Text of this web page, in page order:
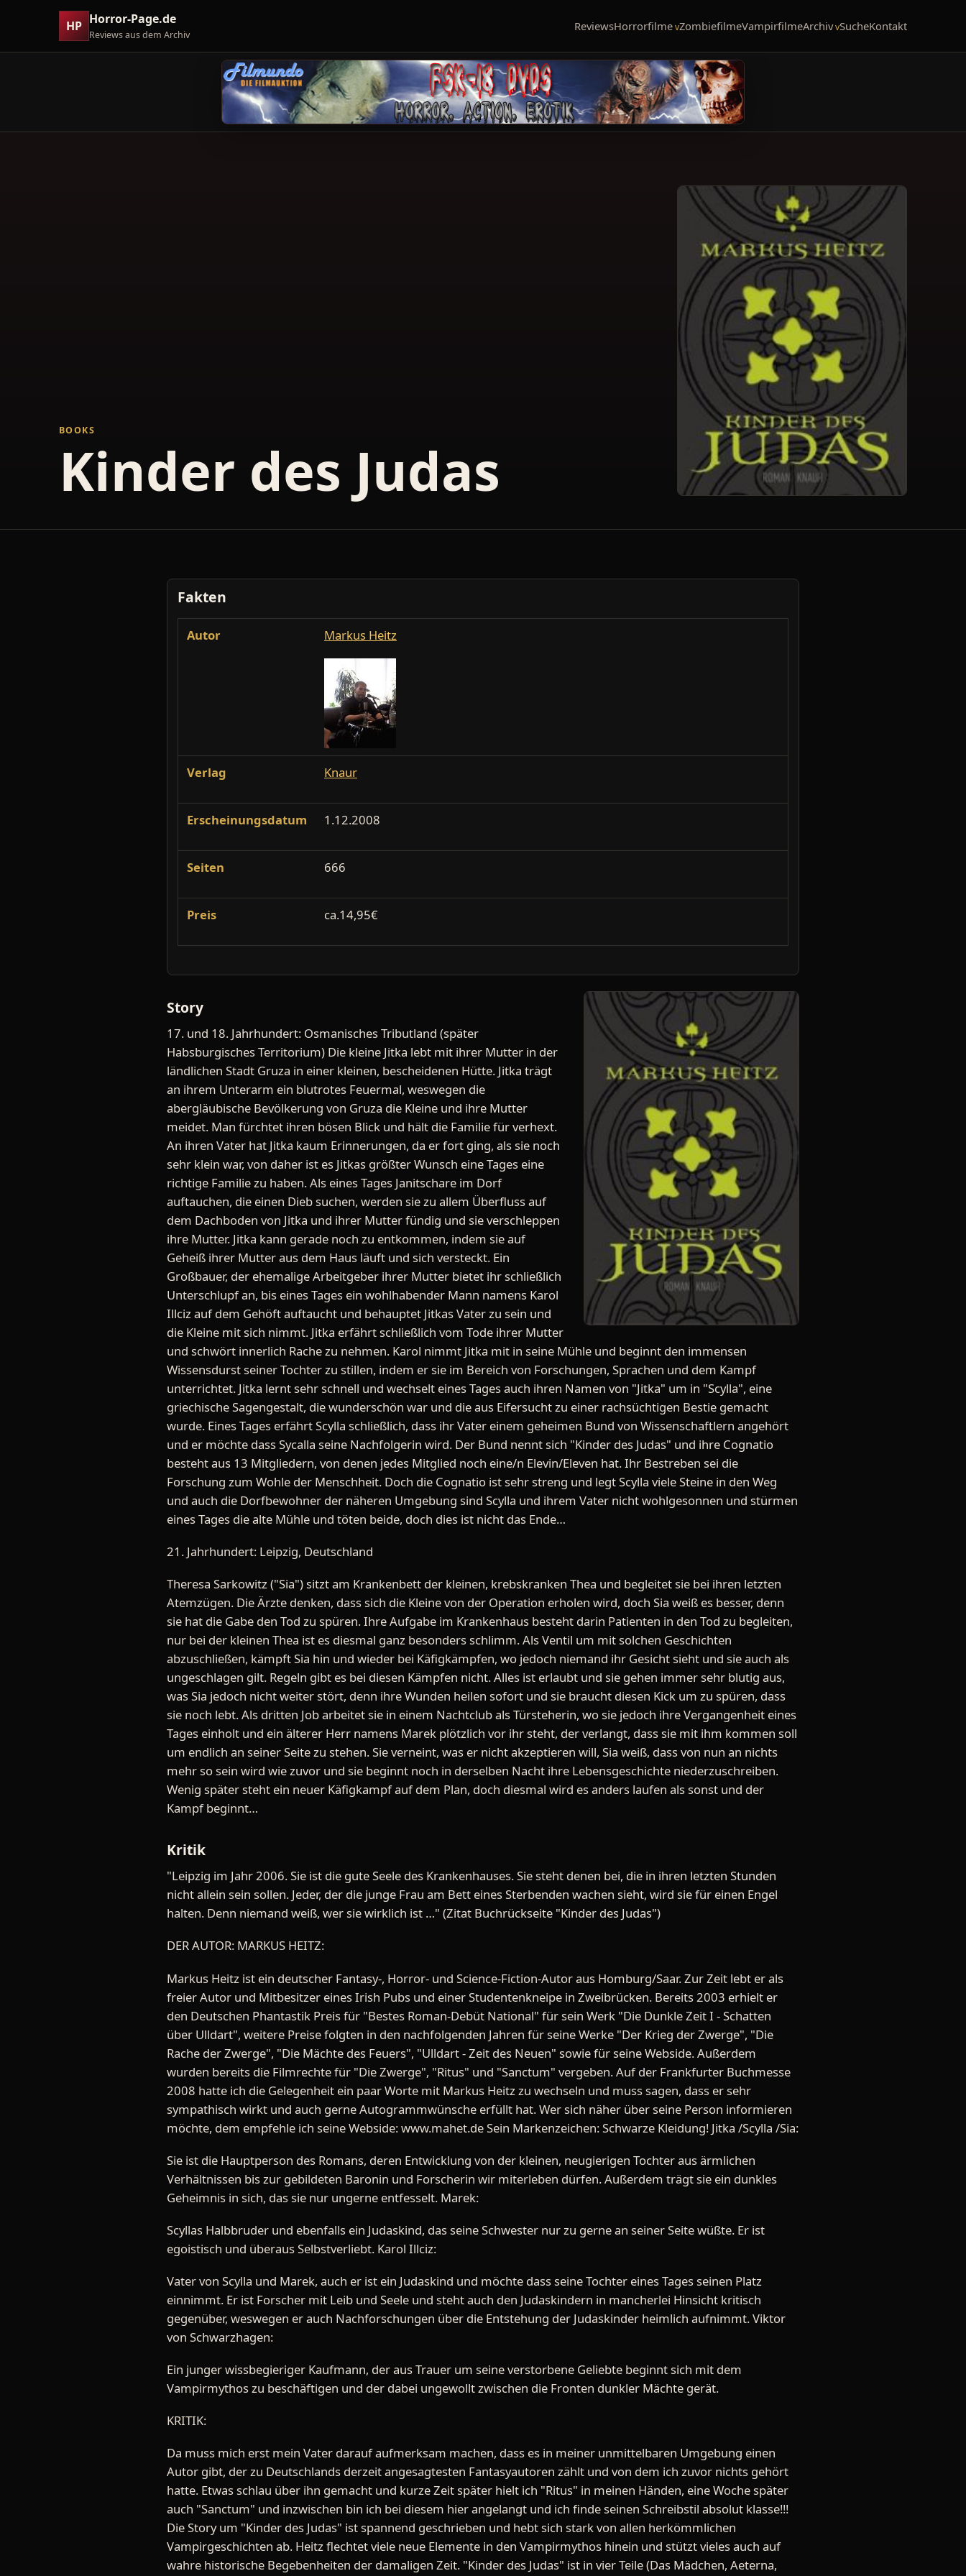
HP Horror-Page.de
Reviews aus dem Archiv
ReviewsHorrorfilme ZombiefilmeVampirfilmeArchiv SucheKontakt
BOOKS
Kinder des Judas
Fakten
Autor Markus Heitz
Verlag Knaur
Erscheinungsdatum 1.12.2008
Seiten 666
Preis ca.14,95€
Story
17. und 18. Jahrhundert: Osmanisches Tributland (später
Habsburgisches Territorium) Die kleine Jitka lebt mit ihrer Mutter in der
ländlichen Stadt Gruza in einer kleinen, bescheidenen Hütte. Jitka trägt
an ihrem Unterarm ein blutrotes Feuermal, weswegen die
abergläubische Bevölkerung von Gruza die Kleine und ihre Mutter
meidet. Man fürchtet ihren bösen Blick und hält die Familie für verhext.
An ihren Vater hat Jitka kaum Erinnerungen, da er fort ging, als sie noch
sehr klein war, von daher ist es Jitkas größter Wunsch eine Tages eine
richtige Familie zu haben. Als eines Tages Janitschare im Dorf
auftauchen, die einen Dieb suchen, werden sie zu allem Überfluss auf
dem Dachboden von Jitka und ihrer Mutter fündig und sie verschleppen
ihre Mutter. Jitka kann gerade noch zu entkommen, indem sie auf
Geheiß ihrer Mutter aus dem Haus läuft und sich versteckt. Ein
Großbauer, der ehemalige Arbeitgeber ihrer Mutter bietet ihr schließlich
Unterschlupf an, bis eines Tages ein wohlhabender Mann namens Karol
Illciz auf dem Gehöft auftaucht und behauptet Jitkas Vater zu sein und
die Kleine mit sich nimmt. Jitka erfährt schließlich vom Tode ihrer Mutter
und schwört innerlich Rache zu nehmen. Karol nimmt Jitka mit in seine Mühle und beginnt den immensen
Wissensdurst seiner Tochter zu stillen, indem er sie im Bereich von Forschungen, Sprachen und dem Kampf
unterrichtet. Jitka lernt sehr schnell und wechselt eines Tages auch ihren Namen von "Jitka" um in "Scylla", eine
griechische Sagengestalt, die wunderschön war und die aus Eifersucht zu einer rachsüchtigen Bestie gemacht
wurde. Eines Tages erfährt Scylla schließlich, dass ihr Vater einem geheimen Bund von Wissenschaftlern angehört
und er möchte dass Sycalla seine Nachfolgerin wird. Der Bund nennt sich "Kinder des Judas" und ihre Cognatio
besteht aus 13 Mitgliedern, von denen jedes Mitglied noch eine/n Elevin/Eleven hat. Ihr Bestreben sei die
Forschung zum Wohle der Menschheit. Doch die Cognatio ist sehr streng und legt Scylla viele Steine in den Weg
und auch die Dorfbewohner der näheren Umgebung sind Scylla und ihrem Vater nicht wohlgesonnen und stürmen
eines Tages die alte Mühle und töten beide, doch dies ist nicht das Ende…
21. Jahrhundert: Leipzig, Deutschland
Theresa Sarkowitz ("Sia") sitzt am Krankenbett der kleinen, krebskranken Thea und begleitet sie bei ihren letzten
Atemzügen. Die Ärzte denken, dass sich die Kleine von der Operation erholen wird, doch Sia weiß es besser, denn
sie hat die Gabe den Tod zu spüren. Ihre Aufgabe im Krankenhaus besteht darin Patienten in den Tod zu begleiten,
nur bei der kleinen Thea ist es diesmal ganz besonders schlimm. Als Ventil um mit solchen Geschichten
abzuschließen, kämpft Sia hin und wieder bei Käfigkämpfen, wo jedoch niemand ihr Gesicht sieht und sie auch als
ungeschlagen gilt. Regeln gibt es bei diesen Kämpfen nicht. Alles ist erlaubt und sie gehen immer sehr blutig aus,
was Sia jedoch nicht weiter stört, denn ihre Wunden heilen sofort und sie braucht diesen Kick um zu spüren, dass
sie noch lebt. Als dritten Job arbeitet sie in einem Nachtclub als Türsteherin, wo sie jedoch ihre Vergangenheit eines
Tages einholt und ein älterer Herr namens Marek plötzlich vor ihr steht, der verlangt, dass sie mit ihm kommen soll
um endlich an seiner Seite zu stehen. Sie verneint, was er nicht akzeptieren will, Sia weiß, dass von nun an nichts
mehr so sein wird wie zuvor und sie beginnt noch in derselben Nacht ihre Lebensgeschichte niederzuschreiben.
Wenig später steht ein neuer Käfigkampf auf dem Plan, doch diesmal wird es anders laufen als sonst und der
Kampf beginnt…
Kritik
"Leipzig im Jahr 2006. Sie ist die gute Seele des Krankenhauses. Sie steht denen bei, die in ihren letzten Stunden
nicht allein sein sollen. Jeder, der die junge Frau am Bett eines Sterbenden wachen sieht, wird sie für einen Engel
halten. Denn niemand weiß, wer sie wirklich ist …" (Zitat Buchrückseite "Kinder des Judas")
DER AUTOR: MARKUS HEITZ:
Markus Heitz ist ein deutscher Fantasy-, Horror- und Science-Fiction-Autor aus Homburg/Saar. Zur Zeit lebt er als
freier Autor und Mitbesitzer eines Irish Pubs und einer Studentenkneipe in Zweibrücken. Bereits 2003 erhielt er
den Deutschen Phantastik Preis für "Bestes Roman-Debüt National" für sein Werk "Die Dunkle Zeit I - Schatten
über Ulldart", weitere Preise folgten in den nachfolgenden Jahren für seine Werke "Der Krieg der Zwerge", "Die
Rache der Zwerge", "Die Mächte des Feuers", "Ulldart - Zeit des Neuen" sowie für seine Webside. Außerdem
wurden bereits die Filmrechte für "Die Zwerge", "Ritus" und "Sanctum" vergeben. Auf der Frankfurter Buchmesse
2008 hatte ich die Gelegenheit ein paar Worte mit Markus Heitz zu wechseln und muss sagen, dass er sehr
sympathisch wirkt und auch gerne Autogrammwünsche erfüllt hat. Wer sich näher über seine Person informieren
möchte, dem empfehle ich seine Webside: www.mahet.de Sein Markenzeichen: Schwarze Kleidung! Jitka /Scylla /Sia:
Sie ist die Hauptperson des Romans, deren Entwicklung von der kleinen, neugierigen Tochter aus ärmlichen
Verhältnissen bis zur gebildeten Baronin und Forscherin wir miterleben dürfen. Außerdem trägt sie ein dunkles
Geheimnis in sich, das sie nur ungerne entfesselt. Marek:
Scyllas Halbbruder und ebenfalls ein Judaskind, das seine Schwester nur zu gerne an seiner Seite wüßte. Er ist
egoistisch und überaus Selbstverliebt. Karol Illciz:
Vater von Scylla und Marek, auch er ist ein Judaskind und möchte dass seine Tochter eines Tages seinen Platz
einnimmt. Er ist Forscher mit Leib und Seele und steht auch den Judaskindern in mancherlei Hinsicht kritisch
gegenüber, weswegen er auch Nachforschungen über die Entstehung der Judaskinder heimlich aufnimmt. Viktor
von Schwarzhagen:
Ein junger wissbegieriger Kaufmann, der aus Trauer um seine verstorbene Geliebte beginnt sich mit dem
Vampirmythos zu beschäftigen und der dabei ungewollt zwischen die Fronten dunkler Mächte gerät.
KRITIK:
Da muss mich erst mein Vater darauf aufmerksam machen, dass es in meiner unmittelbaren Umgebung einen
Autor gibt, der zu Deutschlands derzeit angesagtesten Fantasyautoren zählt und von dem ich zuvor nichts gehört
hatte. Etwas schlau über ihn gemacht und kurze Zeit später hielt ich "Ritus" in meinen Händen, eine Woche später
auch "Sanctum" und inzwischen bin ich bei diesem hier angelangt und ich finde seinen Schreibstil absolut klasse!!!
Die Story um "Kinder des Judas" ist spannend geschrieben und hebt sich stark von allen herkömmlichen
Vampirgeschichten ab. Heitz flechtet viele neue Elemente in den Vampirmythos hinein und stützt vieles auch auf
wahre historische Begebenheiten der damaligen Zeit. "Kinder des Judas" ist in vier Teile (Das Mädchen, Aeterna,